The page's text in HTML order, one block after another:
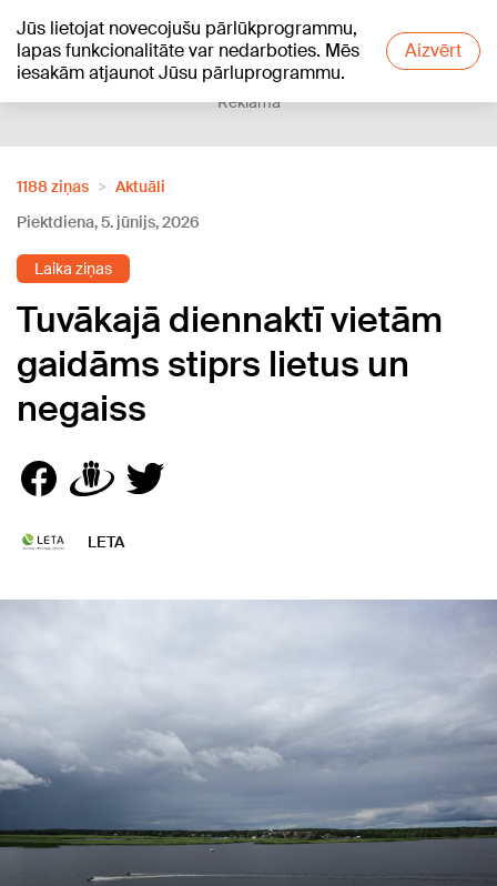
Jūs lietojat novecojušu pārlūkprogrammu,
lapas funkcionalitāte var nedarboties. Mēs
iesakām atjaunot Jūsu pārluprogrammu.
Aizvērt
+24°C
Reklāma
1188 ziņas
Aktuāli
Piektdiena, 5. jūnijs, 2026
Laika ziņas
Tuvākajā diennaktī vietām
gaidāms stiprs lietus un
negaiss
LETA